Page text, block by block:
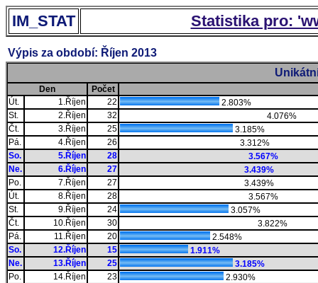
IM_STAT Statistika pro:
Výpis za období: Říjen 2013
Den
Počet
Út.
1.Říjen 22
2.803%
St.
2.Říjen 32
4.076%
Čt.
3.Říjen 25
3.185%
Pá.
4.Říjen 26
3.312%
So.
5.Říjen 28
3.567%
Ne.
6.Říjen 27
3.439%
Po.
7.Říjen 27
3.439%
Út.
8.Říjen 28
3.567%
St.
9.Říjen 24
3.057%
Čt.
10.Říjen 30
3.822%
Pá.
11.Říjen 20
2.548%
So.
12.Říjen 15
1.911%
Ne.
13.Říjen 25
3.185%
Po.
14.Říjen 23
2.930%